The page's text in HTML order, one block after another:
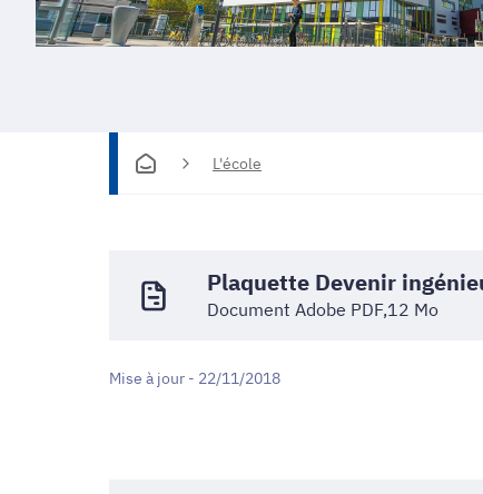
L'école
Plaquette Devenir
Document Adobe PDF,12 Mo
Mise à jour - 22/11/2018